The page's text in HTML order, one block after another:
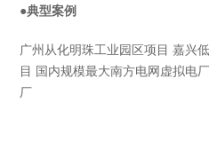
●典型案例
广州从化明珠工业园区项目 嘉兴
目 国内规模最大南方电网虚拟电
厂